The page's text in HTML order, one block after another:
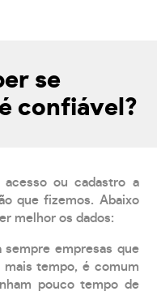
se
confiável?
acesso ou cadastro a
que fizemos. Abaixo
melhor os dados:
sempre empresas que
tempo, é comum
pouco tempo de